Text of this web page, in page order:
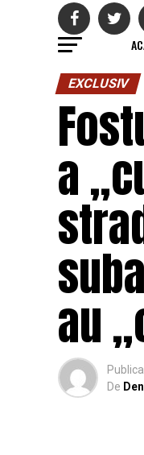
EXCLUSIV
a
au
De